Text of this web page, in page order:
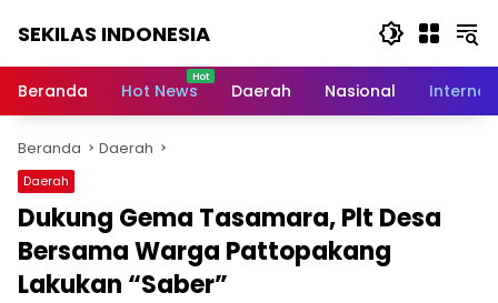
SEKILAS INDONESIA
Terkini,
Latest
World,
Headlines,
News
Today
Beranda Hot News Daerah Nasional
Beranda Daerah
Daerah
Dukung Gema Tasamara, Plt Desa
Bersama Warga Pattopakang
Lakukan “Saber”